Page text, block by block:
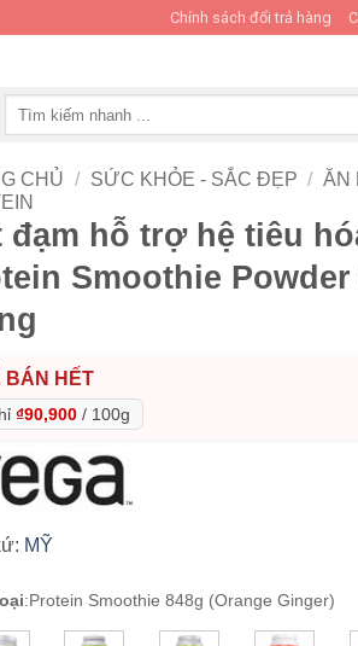
Chính sách đổi trả hàng
CHỦ / SỨC KHỎE - SẮC ĐẸP / ĂN
đạm hỗ trợ hệ tiêu
Smoothie Powder
HẾT
₫90,900 / 100g
MỸ
:Protein Smoothie 848g (Orange Ginger)